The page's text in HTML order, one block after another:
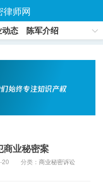
律师网
态
陈军介绍
商业秘密案
20 分类： 商业秘密诉讼